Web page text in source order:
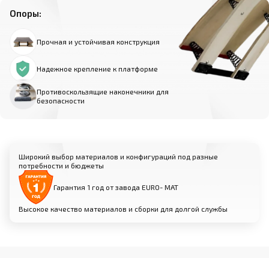
Опоры:
Прочная и устойчивая конструкция
Надежное крепление к платформе
Противоскользящие наконечники для
безопасности
Широкий выбор материалов и конфигураций под разные
потребности и бюджеты
Гарантия 1 год от завода EURO- МАТ
Высокое качество материалов и сборки для долгой службы